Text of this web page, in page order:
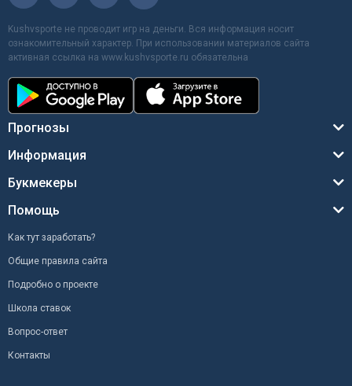
Kushvsporte не проводит игр на деньги. Вся информация носит
ознакомительный характер. При использовании материалов сайта
активная ссылка на www.kushvsporte.ru обязательна
Прогнозы
Информация
Букмекеры
Помощь
Как тут заработать?
Общие правила сайта
Подробно о проекте
Школа ставок
Вопрос-ответ
Контакты